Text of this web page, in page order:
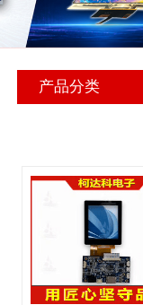
产品分类